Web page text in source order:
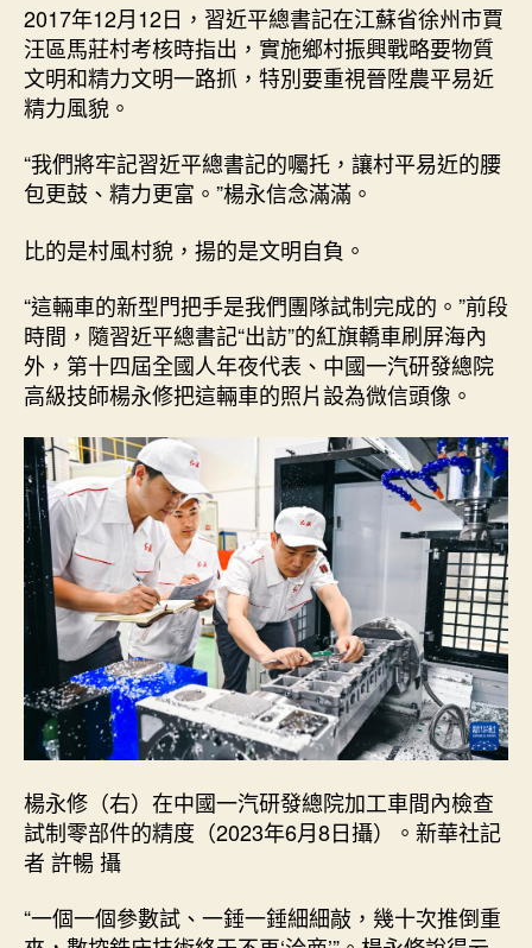
2017年12月12日，習近平總書記在江蘇省徐州市賈
汪區馬莊村考核時指出，實施鄉村振興戰略要物質
文明和精力文明一路抓，特別要重視晉陞農平易近
精力風貌。
“我們將牢記習近平總書記的囑托，讓村平易近的腰
包更鼓、精力更富。”楊永信念滿滿。
比的是村風村貌，揚的是文明自負。
“這輛車的新型門把手是我們團隊試制完成的。”前段
時間，隨習近平總書記“出訪”的紅旗轎車刷屏海內
外，第十四屆全國人年夜代表、中國一汽研發總院
高級技師楊永修把這輛車的照片設為微信頭像。
楊永修（右）在中國一汽研發總院加工車間內檢查
試制零部件的精度（2023年6月8日攝）。新華社記
者 許暢 攝
“一個一個參數試、一錘一錘細細敲，幾十次推倒重